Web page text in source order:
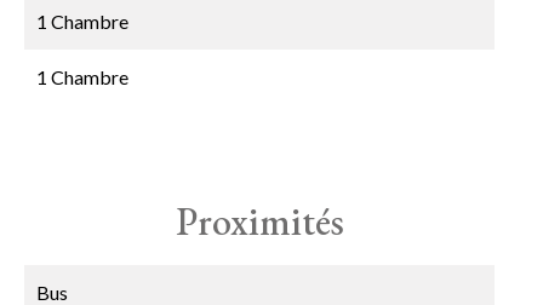
1 Chambre
1 Chambre
Proximités
Bus